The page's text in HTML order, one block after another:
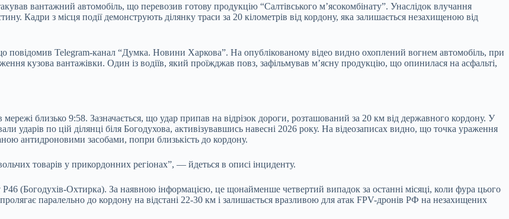
вантажний автомобіль, що перевозив готову продукцію “Салтівського м’ясокомбінату”. Унаслідок влучання
Кадри з місця події демонструють ділянку траси за 20 кілометрів від кордону, яка залишається незахищеною від
Telegram-канал “Думка. Новини Харкова”. На опублікованому відео видно охоплений вогнем автомобіль, при
кузова вантажівки. Один із водіїв, який проїжджав повз, зафільмував м’ясну продукцію, що опинилася на асфальті,
близько 9:58. Зазначається, що удар припав на відрізок дороги, розташований за 20 км від державного кордону. У
ударів по цій ділянці біля Богодухова, активізувавшись навесні 2026 року. На відеозаписах видно, що точка ураження
антидроновими засобами, попри близькість до кордону.
товарів у прикордонних регіонах”, — йдеться в описі інциденту.
Р46 (Богодухів-Охтирка). За наявною інформацією, це щонайменше четвертий випадок за останні місяці, коли фура цього
паралельно до кордону на відстані 22-30 км і залишається вразливою для атак FPV-дронів РФ на незахищених